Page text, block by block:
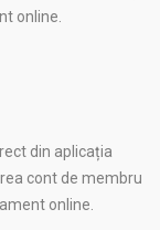
online.
din aplicația
cont de membru
online.